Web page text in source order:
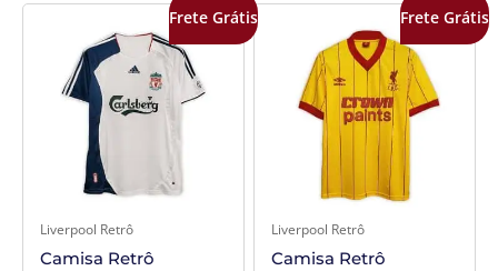
Frete Grátis
Liverpool Retrô
Camisa Retrô
preço
original
era:
R$349,99.
O
é:
R$189,99.
Frete Grátis
Liverpool Retrô
Camisa Retrô
preço
original
era:
R$349,99.
O
é: